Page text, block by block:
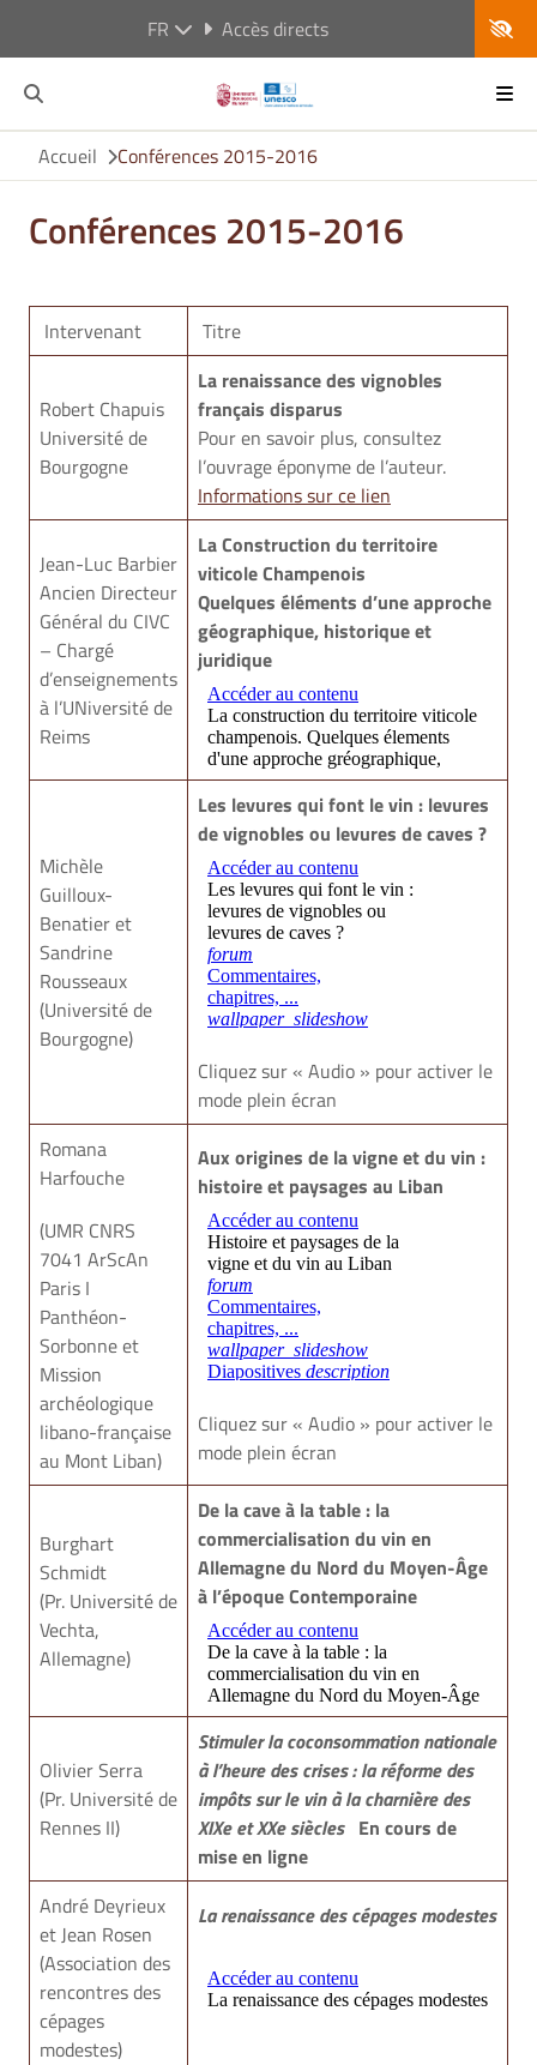
FR Accès directs
Accueil Conférences 2015-2016
Conférences 2015-2016
Intervenant Titre
Robert Chapuis
Université de
Bourgogne
La renaissance des vignobles
français disparus
Pour en savoir plus, consultez
l’ouvrage éponyme de l’auteur.
Informations sur ce lien
Jean-Luc Barbier
Ancien Directeur
Général du CIVC
– Chargé
d’enseignements
à l’UNiversité de
Reims
La Construction du territoire
viticole Champenois
Quelques éléments d’une approche
géographique, historique et
juridique
Michèle
Guilloux-
Benatier et
Sandrine
Rousseaux
(Université de
Bourgogne)
Les levures qui font le vin : levures
de vignobles ou levures de caves ?
Cliquez sur « Audio » pour activer le
mode plein écran
Romana
Harfouche
(UMR CNRS
7041 ArScAn
Paris I
Panthéon-
Sorbonne et
Mission
archéologique
libano-française
au Mont Liban)
Aux origines de la vigne et du vin :
histoire et paysages au Liban
Cliquez sur « Audio » pour activer le
mode plein écran
Burghart
Schmidt
(Pr. Université de
Vechta,
Allemagne)
De la cave à la table : la
commercialisation du vin en
Allemagne du Nord du Moyen-Âge
à l’époque Contemporaine
Olivier Serra
(Pr. Université de
Rennes II)
Stimuler la coconsommation nationale
à l’heure des crises : la réforme des
impôts sur le vin à la charnière des
XIXe et XXe siècles En cours de
mise en ligne
André Deyrieux
et Jean Rosen
(Association des
rencontres des
cépages
modestes)
La renaissance des cépages modestes